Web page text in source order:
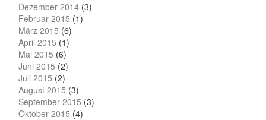
Dezember 2014 (3)
Februar 2015 (1)
März 2015 (6)
April 2015 (1)
Mai 2015 (6)
Juni 2015 (2)
Juli 2015 (2)
August 2015 (3)
September 2015 (3)
Oktober 2015 (4)